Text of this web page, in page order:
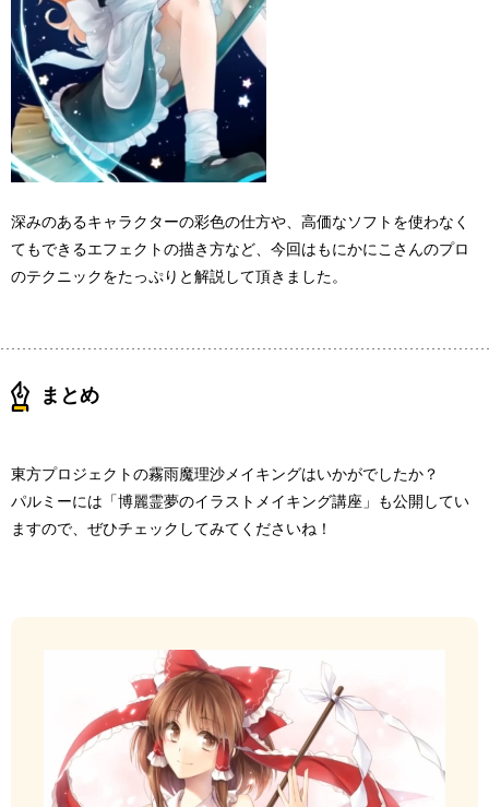
深みのあるキャラクターの彩色の仕方や、高価なソフトを使わなく
てもできるエフェクトの描き方など、今回はもにかにこさんのプロ
のテクニックをたっぷりと解説して頂きました。
まとめ
東方プロジェクトの霧雨魔理沙メイキングはいかがでしたか？
パルミーには「博麗霊夢のイラストメイキング講座」も公開してい
ますので、ぜひチェックしてみてくださいね！